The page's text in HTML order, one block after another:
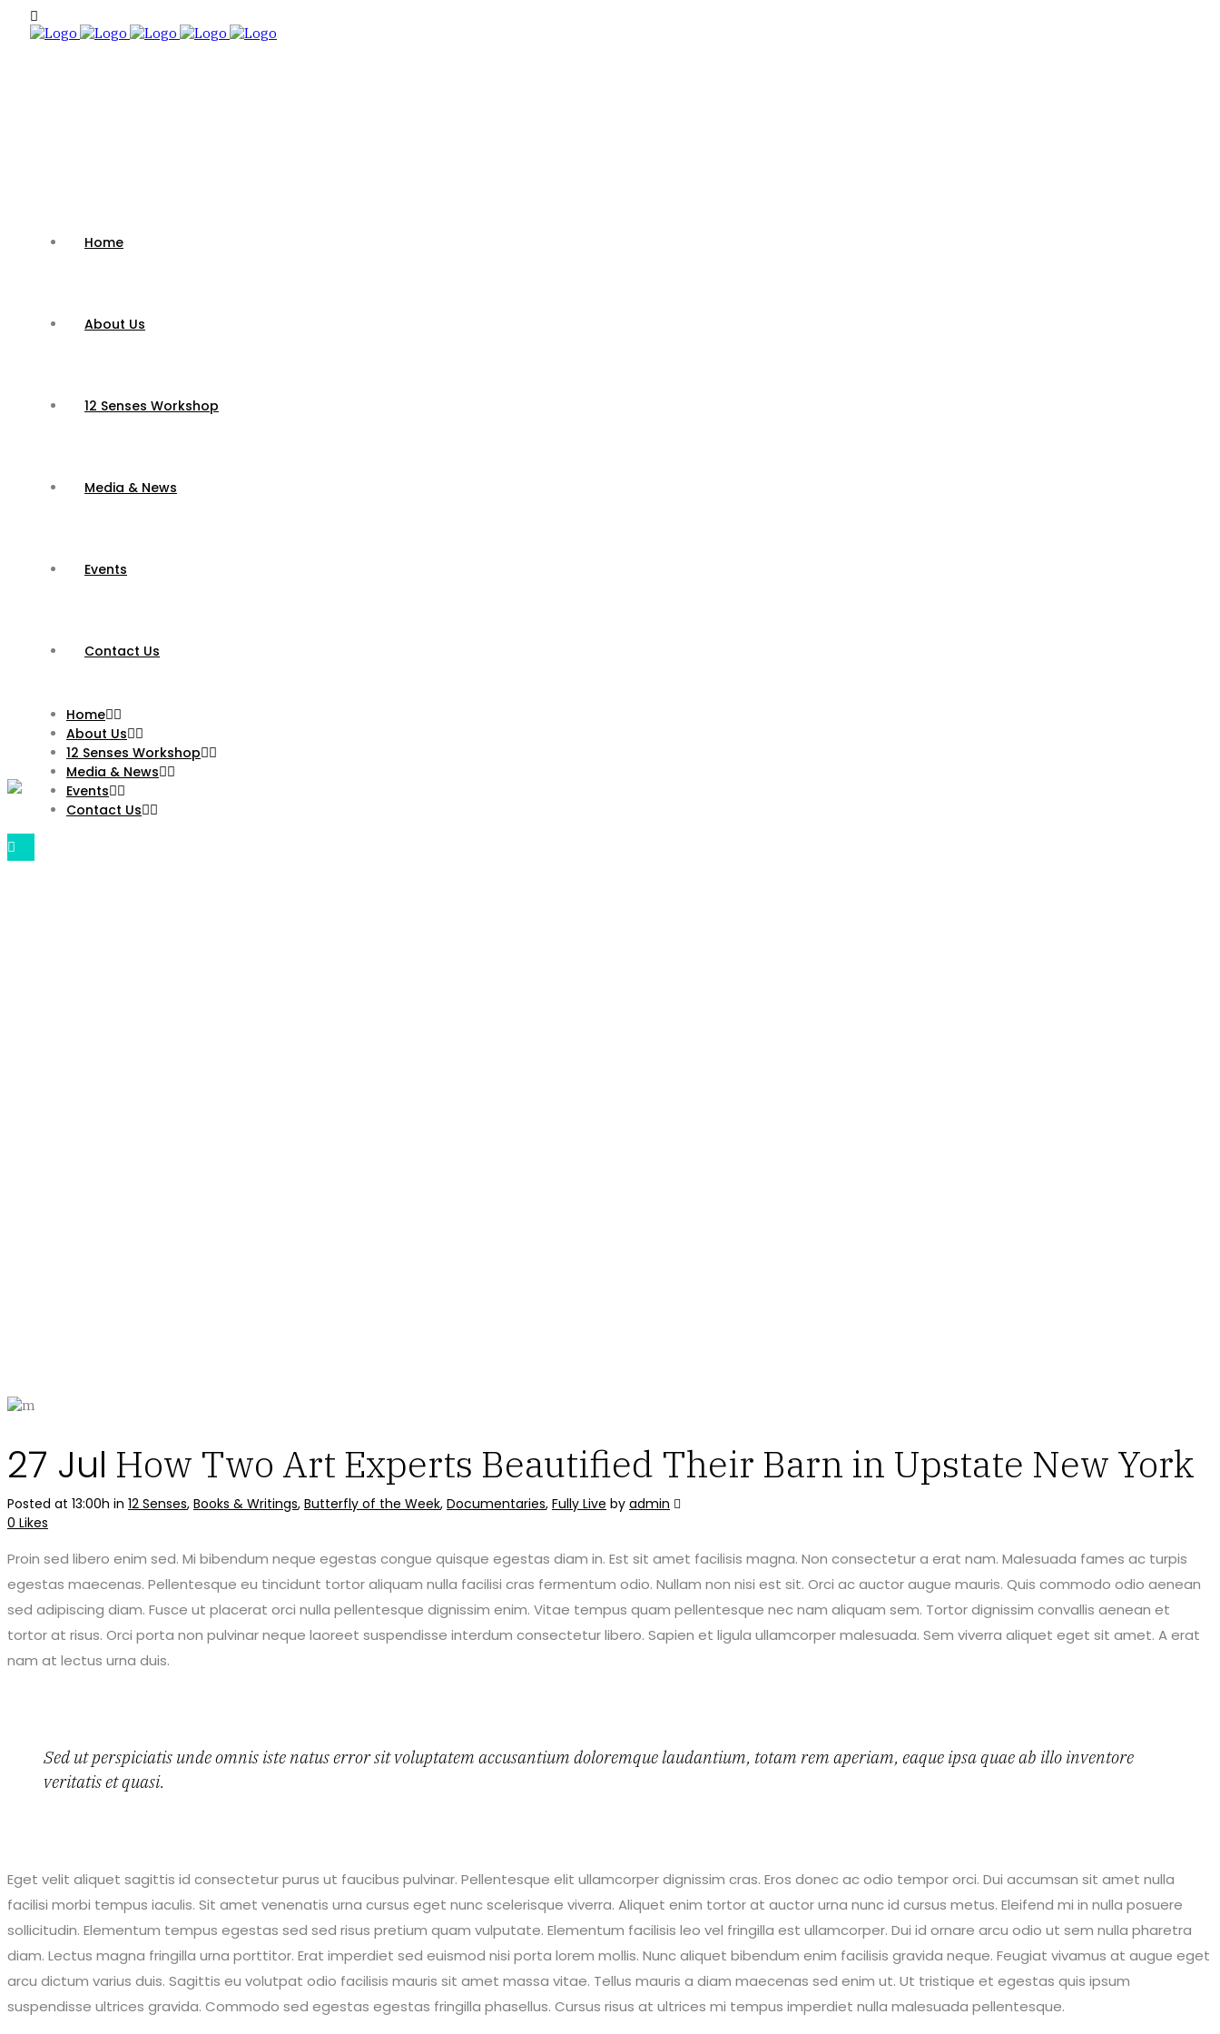
Home
About Us
12 Senses Workshop
Media & News
Events
Contact Us
Home
About Us
12 Senses Workshop
Media & News
Events
Contact Us
27 Jul How Two Art Experts Beautified Their Barn in Upstate New York
Posted at 13:00h in 12 Senses, Books & Writings, Butterfly of the Week, Documentaries, Fully Live by admin
0 Likes
Proin sed libero enim sed. Mi bibendum neque egestas congue quisque egestas diam in. Est sit amet facilisis magna. Non consectetur a erat nam. Malesuada fames ac turpis
egestas maecenas. Pellentesque eu tincidunt tortor aliquam nulla facilisi cras fermentum odio. Nullam non nisi est sit. Orci ac auctor augue mauris. Quis commodo odio aenean
sed adipiscing diam. Fusce ut placerat orci nulla pellentesque dignissim enim. Vitae tempus quam pellentesque nec nam aliquam sem. Tortor dignissim convallis aenean et
tortor at risus. Orci porta non pulvinar neque laoreet suspendisse interdum consectetur libero. Sapien et ligula ullamcorper malesuada. Sem viverra aliquet eget sit amet. A erat
nam at lectus urna duis.
Sed ut perspiciatis unde omnis iste natus error sit voluptatem accusantium doloremque laudantium, totam rem aperiam, eaque ipsa quae ab illo inventore
veritatis et quasi.
Eget velit aliquet sagittis id consectetur purus ut faucibus pulvinar. Pellentesque elit ullamcorper dignissim cras. Eros donec ac odio tempor orci. Dui accumsan sit amet nulla
facilisi morbi tempus iaculis. Sit amet venenatis urna cursus eget nunc scelerisque viverra. Aliquet enim tortor at auctor urna nunc id cursus metus. Eleifend mi in nulla posuere
sollicitudin. Elementum tempus egestas sed sed risus pretium quam vulputate. Elementum facilisis leo vel fringilla est ullamcorper. Dui id ornare arcu odio ut sem nulla pharetra
diam. Lectus magna fringilla urna porttitor. Erat imperdiet sed euismod nisi porta lorem mollis. Nunc aliquet bibendum enim facilisis gravida neque. Feugiat vivamus at augue eget
arcu dictum varius duis. Sagittis eu volutpat odio facilisis mauris sit amet massa vitae. Tellus mauris a diam maecenas sed enim ut. Ut tristique et egestas quis ipsum
suspendisse ultrices gravida. Commodo sed egestas egestas fringilla phasellus. Cursus risus at ultrices mi tempus imperdiet nulla malesuada pellentesque.